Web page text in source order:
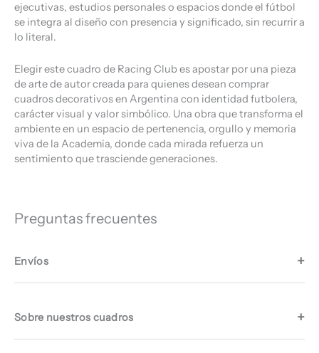
ejecutivas, estudios personales o espacios donde el fútbol
se integra al diseño con presencia y significado, sin recurrir a
lo literal.
Elegir este cuadro de Racing Club es apostar por una pieza
de arte de autor creada para quienes desean comprar
cuadros decorativos en Argentina con identidad futbolera,
carácter visual y valor simbólico. Una obra que transforma el
ambiente en un espacio de pertenencia, orgullo y memoria
viva de la Academia, donde cada mirada refuerza un
sentimiento que trasciende generaciones.
Preguntas frecuentes
Envíos
Sobre nuestros cuadros